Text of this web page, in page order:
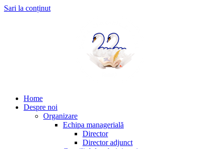
Sari la conținut
Home
Despre noi
Organizare
Echipa managerială
Director
Director adjunct